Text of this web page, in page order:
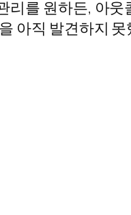
리를 원하든, 아
아직 발견하지